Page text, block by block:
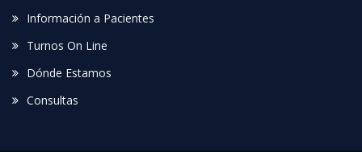
Información a Pacientes
Turnos On Line
Dónde Estamos
Consultas